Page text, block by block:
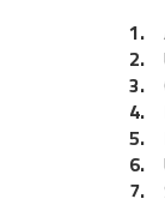
1.
2.
3.
4.
5.
6.
7.